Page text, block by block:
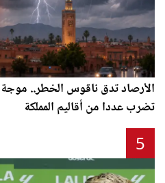
الأرصاد تدق ناقوس الخطر..
تضرب عددا من أقاليم المملكة
5